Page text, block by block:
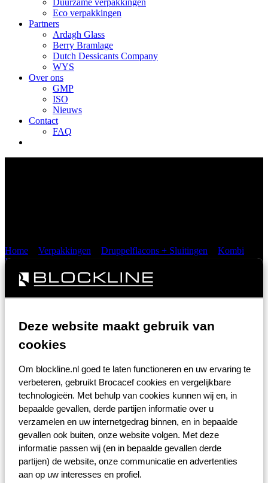
Deze website maakt gebruik van
cookies
Om blockline.nl goed te laten functioneren en uw ervaring te
verbeteren, gebruikt Brocacef cookies en vergelijkbare
technologieën. Met behulp van cookies kunnen wij en, in
bepaalde gevallen, derde partijen informatie over u
verzamelen en uw internetgedrag binnen, en in bepaalde
gevallen ook buiten, onze website volgen. Met deze
informatie passen wij (en in bepaalde gevallen derde
partijen) de website, onze communicatie en advertenties
aan op uw interesses en profiel.
Duurzame verpakkingen
Eco verpakkingen
Partners
Ardagh Glass
Berry Bramlage
Dutch Dessicants Company
WYS
Over ons
GMP
ISO
Nieuws
Contact
FAQ
Home Verpakkingen Druppelflacons + Sluitingen
Kombi
Monturen
druppelaar”
Artikelnummer DRUMO316P
Z-indexnummer 00000017361893
EAN nummer 08711722805249
gmp
Inhoud verpakking 200